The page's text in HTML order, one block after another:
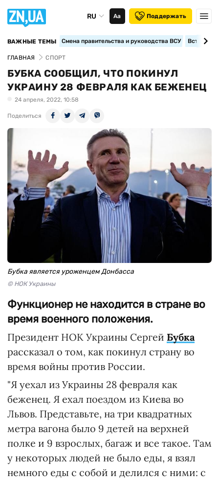
RU Аа Поддержать
ВАЖНЫЕ ТЕМЫ Смена правительства и руководства ВСУ
ГЛАВНАЯ СПОРТ
БУБКА СООБЩИЛ, ЧТО ПОКИНУЛ
УКРАИНУ 28 ФЕВРАЛЯ КАК БЕЖЕНЕЦ
24 апреля, 2022, 10:58
Поделиться
Бубка является уроженцем Донбасса
© НОК Украины
Функционер не находится в стране во
время военного положения.
Президент НОК Украины Сергей Бубка
рассказал о том, как покинул страну во
время войны против России.
"Я уехал из Украины 28 февраля как
беженец. Я ехал поездом из Киева во
Львов. Представьте, на три квадратных
метра вагона было 9 детей на верхней
полке и 9 взрослых, багаж и все такое. Там
у некоторых людей не было еды, я взял
немного еды с собой и делился с ними: с